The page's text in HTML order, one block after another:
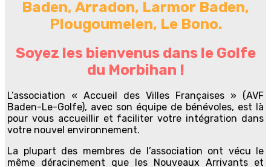
Baden, Arradon, Larmor Baden,
Plougoumelen, Le Bono.
Soyez les bienvenus dans le Golfe
du Morbihan !
L’association « Accueil des Villes Françaises » (AVF
Baden-Le-Golfe), avec son équipe de bénévoles, est là
pour vous accueillir et faciliter votre intégration dans
votre nouvel environnement.
La plupart des membres de l’association ont vécu le
même déracinement que les Nouveaux Arrivants et